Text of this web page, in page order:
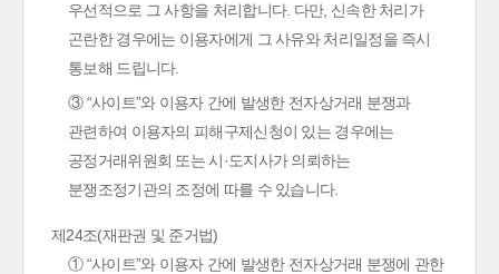
우선적으로 그 사항을 처리합니다. 다만, 신속한 처리가
곤란한 경우에는 이용자에게 그 사유와 처리일정을 즉시
통보해 드립니다.
③ “사이트”와 이용자 간에 발생한 전자상거래 분쟁과
관련하여 이용자의 피해구제신청이 있는 경우에는
공정거래위원회 또는 시·도지사가 의뢰하는
분쟁조정기관의 조정에 따를 수 있습니다.
제24조(재판권 및 준거법)
① “사이트”와 이용자 간에 발생한 전자상거래 분쟁에 관한